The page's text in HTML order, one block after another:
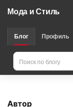
Мода и Стиль
Блог Профиль
Автор